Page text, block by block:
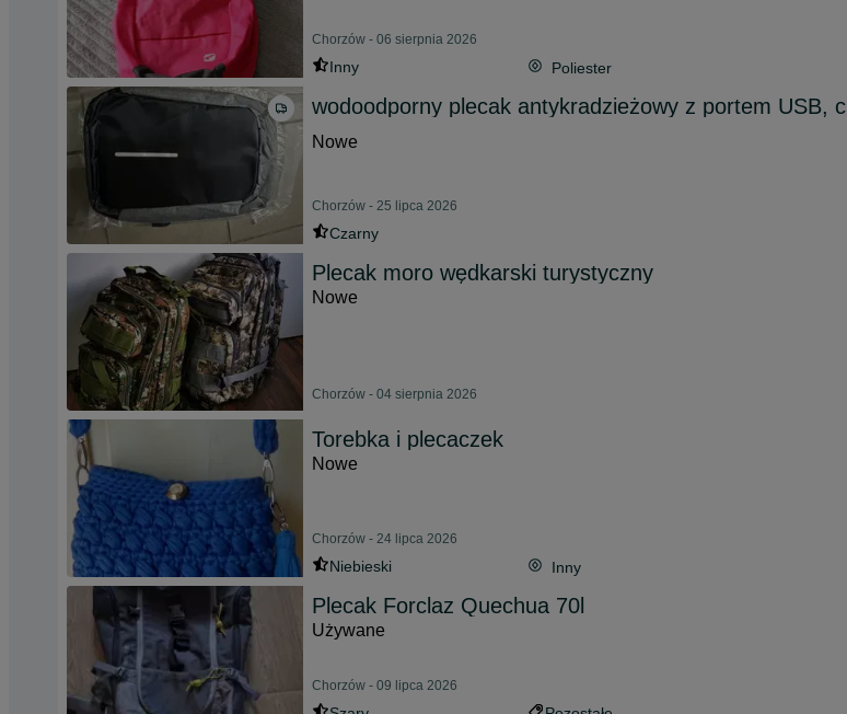
Chorzów - 06 sierpnia 2026
Inny Poliester
wodoodporny plecak antykradzieżowy z portem USB, c
Nowe
Chorzów - 25 lipca 2026
Czarny
Plecak moro wędkarski turystyczny
Nowe
Chorzów - 04 sierpnia 2026
Torebka i plecaczek
Nowe
Chorzów - 24 lipca 2026
Niebieski Inny
Plecak Forclaz Quechua 70l
Używane
Chorzów - 09 lipca 2026